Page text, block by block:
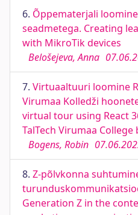
6. Õppematerjali
seadmetega. Creating
with MikroTik devices
Belošejeva, Anna
7. Virtuaaltuuri loomine
Virumaa Kolledži
virtual tour using React
TalTech Virumaa
Bogens, Robin
8. Z-põlvkonna
Generation Z in the